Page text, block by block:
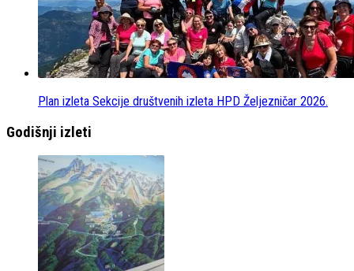
Plan izleta Sekcije društvenih izleta HPD Željezničar 2026.
Godišnji izleti